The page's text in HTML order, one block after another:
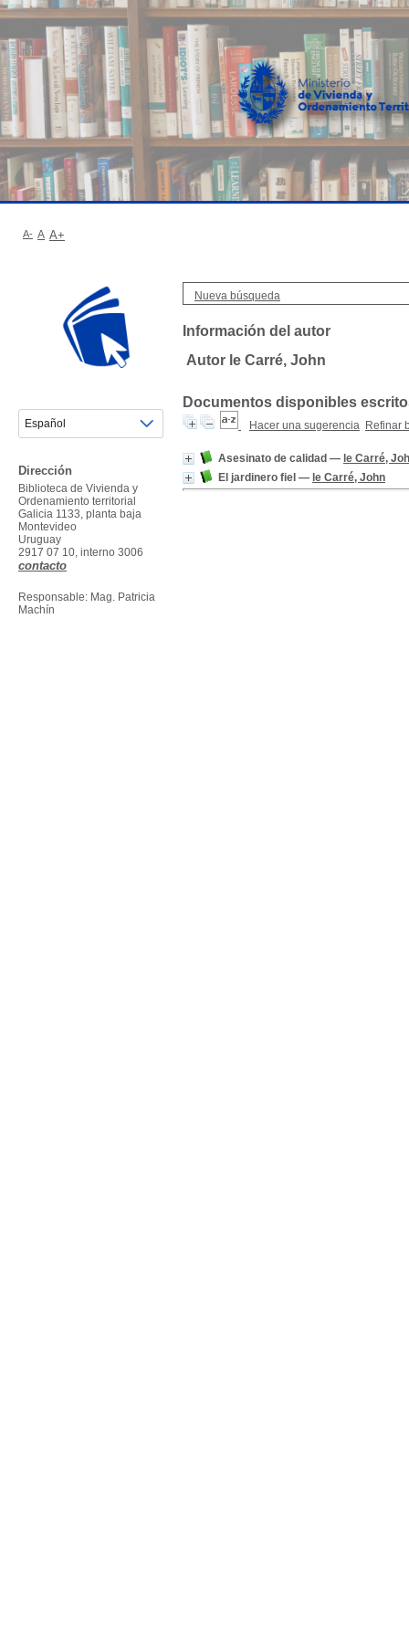
Nueva búsqueda
Información del autor
Autor le Carré, John
Documentos disponibles
Hacer una sugerencia Refinar
Asesinato de calidad — le Carré,
El jardinero fiel — le Carré, John
A- A A+
Dirección
Biblioteca de Vivienda y
Ordenamiento territorial
Galicia 1133, planta baja
Montevideo
Uruguay
2917 07 10, interno 3006
contacto
Responsable: Mag. Patricia
Machín